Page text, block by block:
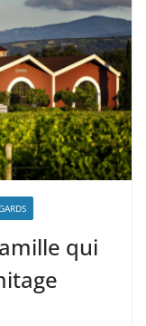
qui